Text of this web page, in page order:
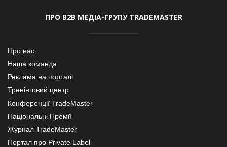
ПРО В2В МЕДІА-ГРУПУ TRADEMASTER
Про нас
Наша команда
Реклама на порталі
Тренінговий центр
Конференції TradeMaster
Національні Премії
Журнал TradeMaster
Портал про Private Label